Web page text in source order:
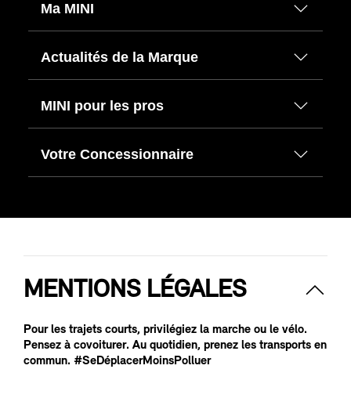
Ma MINI
Actualités de la Marque
MINI pour les pros
Votre Concessionnaire
MENTIONS LÉGALES
Pour les trajets courts, privilégiez la marche ou le vélo.
Pensez à covoiturer. Au quotidien, prenez les transports en
commun. #SeDéplacerMoinsPolluer